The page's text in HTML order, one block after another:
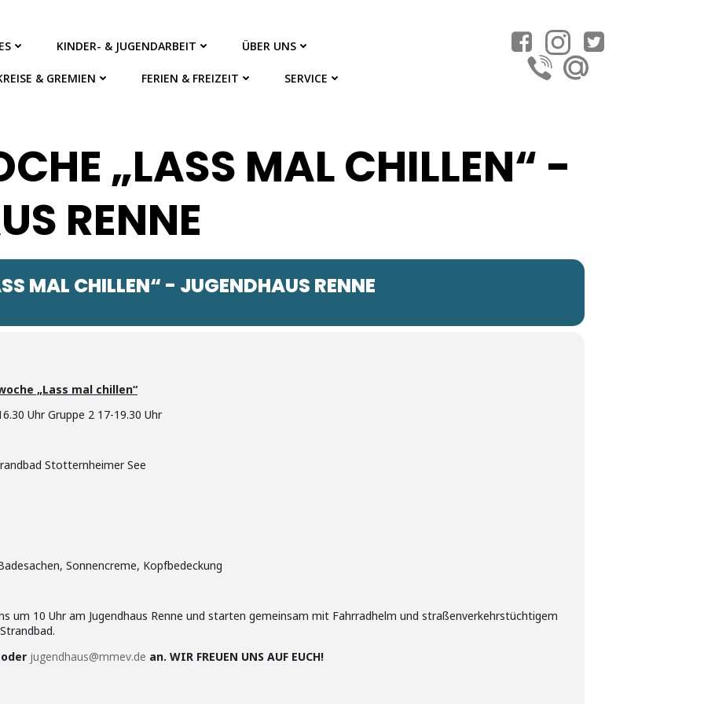
KINDER- & JUGENDARBEIT ÜBER UNS
& GREMIEN FERIEN & FREIZEIT SERVICE
„LASS MAL CHILLEN“ -
RENNE
MAL CHILLEN“ - JUGENDHAUS RENNE
„Lass mal chillen“
Uhr Gruppe 2 17-19.30 Uhr
Stotternheimer See
Sonnencreme, Kopfbedeckung
um 10 Uhr am Jugendhaus Renne und starten gemeinsam mit Fahrradhelm und straßenverkehrstüchtigem
jugendhaus@mmev.de an. WIR FREUEN UNS AUF EUCH!